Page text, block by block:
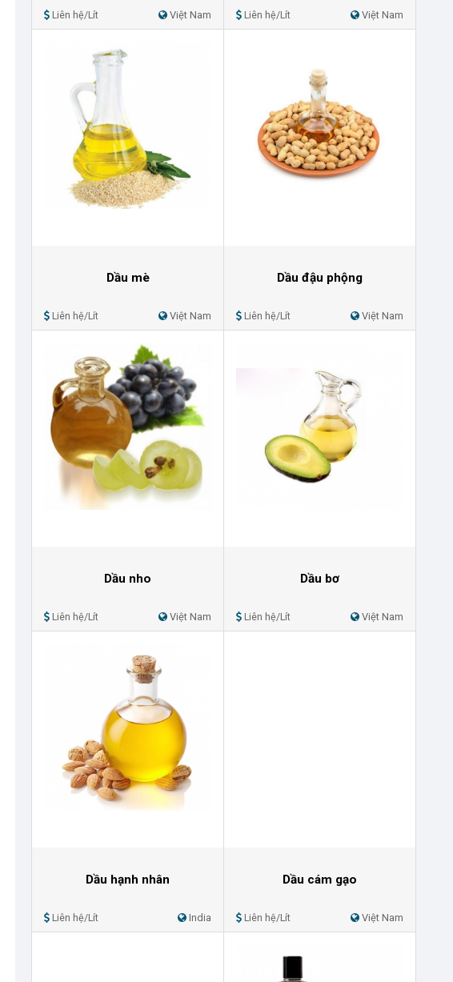
Liên hệ/Lít Việt Nam Liên hệ/Lít Việt Nam
Dầu mè
Liên hệ/Lít Việt Nam
Dầu đậu phộng
Liên hệ/Lít Việt Nam
Dầu nho
Liên hệ/Lít Việt Nam
Dầu bơ
Liên hệ/Lít Việt Nam
Dầu hạnh nhân
Liên hệ/Lít India
Dầu cám gạo
Liên hệ/Lít Việt Nam